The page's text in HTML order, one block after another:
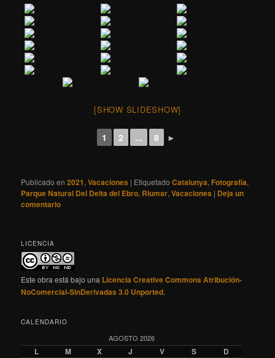
[SHOW SLIDESHOW]
1 2 ... 8 ►
Publicado en 2021,Vacaciones | Etiquetado Catalunya, Fotografía,
Parque Natural Del Delta del Ebro, Riumar,Vacaciones | Deja un
comentario
LICENCIA
Este obra está bajo una Licencia Creative Commons Atribución-
NoComercial-SinDerivadas 3.0 Unported.
CALENDARIO
AGOSTO 2026
L M X J V S D